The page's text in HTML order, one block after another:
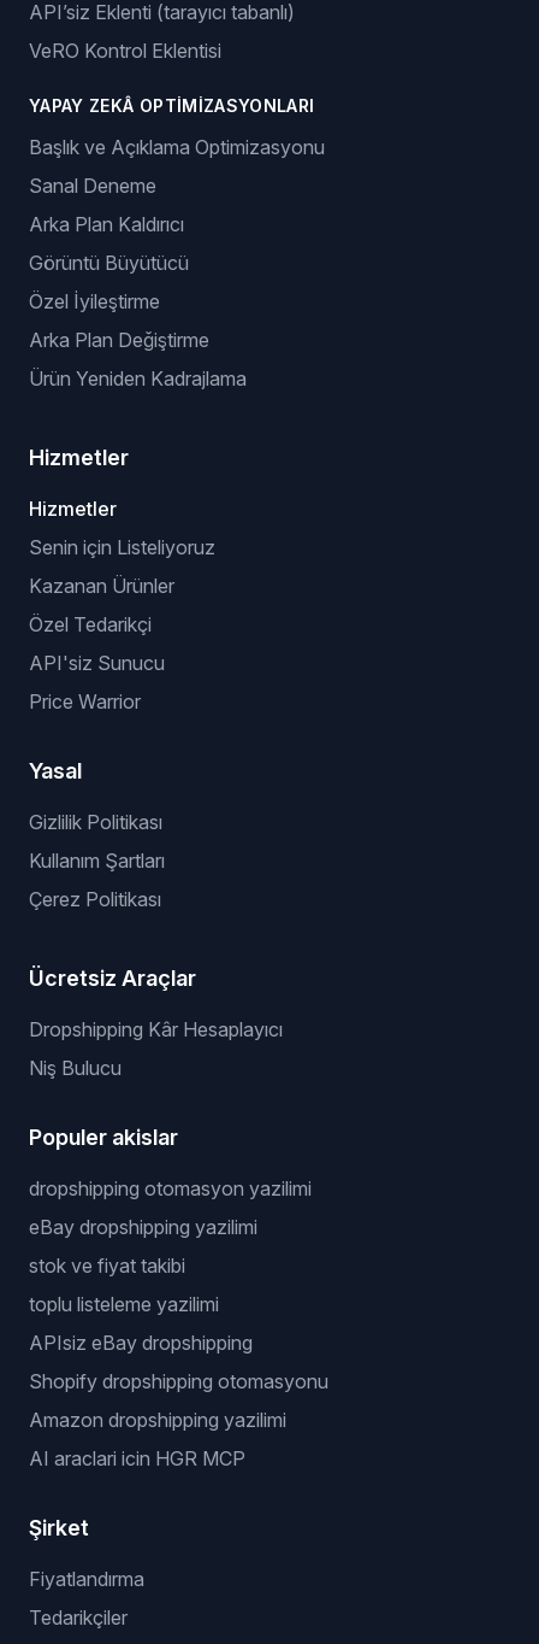
API’siz Eklenti (tarayıcı tabanlı)
VeRO Kontrol Eklentisi
YAPAY ZEKÂ OPTIMIZASYONLARI
Başlık ve Açıklama Optimizasyonu
Sanal Deneme
Arka Plan Kaldırıcı
Görüntü Büyütücü
Özel İyileştirme
Arka Plan Değiştirme
Ürün Yeniden Kadrajlama
Hizmetler
Hizmetler
Senin için Listeliyoruz
Kazanan Ürünler
Özel Tedarikçi
API'siz Sunucu
Price Warrior
Yasal
Gizlilik Politikası
Kullanım Şartları
Çerez Politikası
Ücretsiz Araçlar
Dropshipping Kâr Hesaplayıcı
Niş Bulucu
Populer akislar
dropshipping otomasyon yazilimi
eBay dropshipping yazilimi
stok ve fiyat takibi
toplu listeleme yazilimi
APIsiz eBay dropshipping
Shopify dropshipping otomasyonu
Amazon dropshipping yazilimi
AI araclari icin HGR MCP
Şirket
Fiyatlandırma
Tedarikçiler